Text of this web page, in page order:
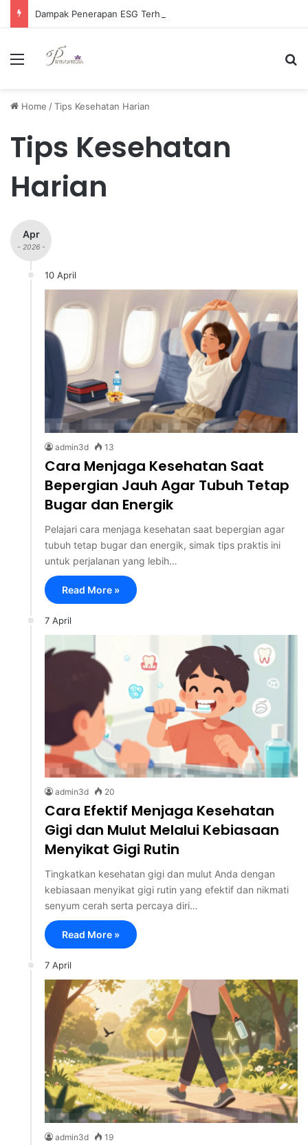
Menu
Home /Tips Kesehatan Harian
Tips Kesehatan
Harian
Apr
- 2026 -
10 April
admin3d 13
Cara Menjaga Kesehatan Saat
Bepergian Jauh Agar Tubuh Tetap
Bugar dan Energik
Pelajari cara menjaga kesehatan saat bepergian agar
tubuh tetap bugar dan energik, simak tips praktis ini
untuk perjalanan yang lebih…
Read More »
7 April
admin3d 20
Cara Efektif Menjaga Kesehatan
Gigi dan Mulut Melalui Kebiasaan
Menyikat Gigi Rutin
Tingkatkan kesehatan gigi dan mulut Anda dengan
kebiasaan menyikat gigi rutin yang efektif dan nikmati
senyum cerah serta percaya diri…
Read More »
7 April
admin3d 19